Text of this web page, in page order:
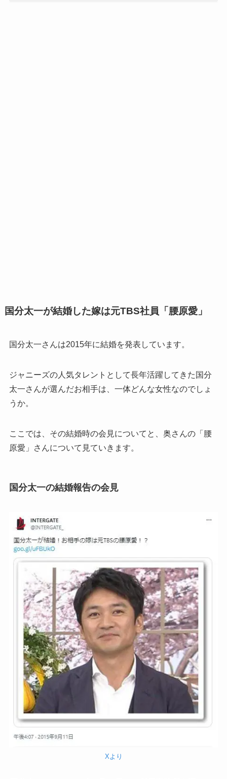
国分太一が結婚した嫁は元TBS社員「腰原愛」
国分太一さんは2015年に結婚を発表しています。
ジャニーズの人気タレントとして長年活躍してきた国分
太一さんが選んだお相手は、一体どんな女性なのでしょ
うか。
ここでは、その結婚時の会見についてと、奥さんの「腰
原愛」さんについて見ていきます。
国分太一の結婚報告の会見
Xより